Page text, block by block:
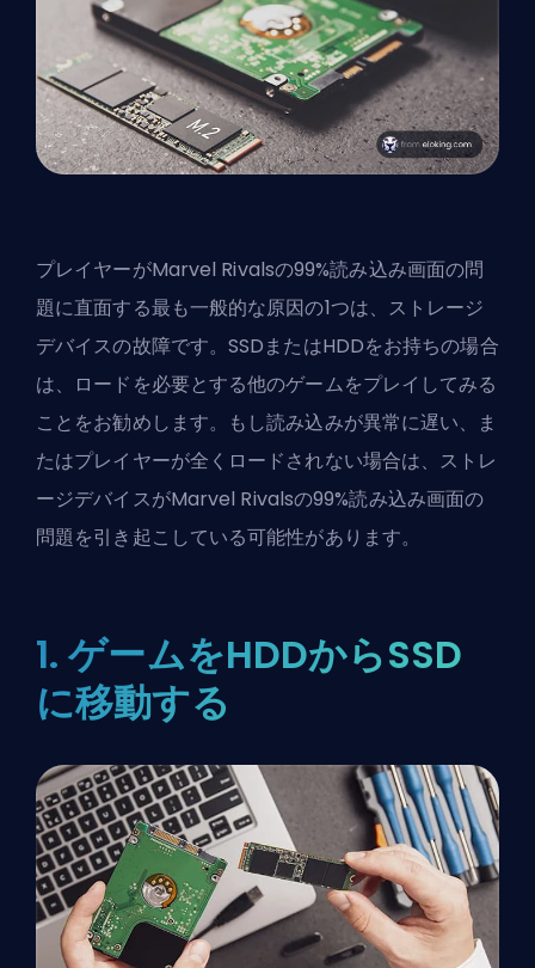
プレイヤーがMarvel Rivalsの99%読み込み画面の問
題に直面する最も一般的な原因の1つは、ストレージ
デバイスの故障です。SSDまたはHDDをお持ちの場合
は、ロードを必要とする他のゲームをプレイしてみる
ことをお勧めします。もし読み込みが異常に遅い、ま
たはプレイヤーが全くロードされない場合は、ストレ
ージデバイスがMarvel Rivalsの99%読み込み画面の
問題を引き起こしている可能性があります。
1. ゲームをHDDからSSD
に移動する